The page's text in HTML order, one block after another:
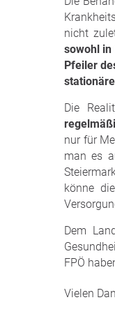
nicht
sowohl
Pfeiler
Die
nur für
man es
könne
Dem
FPÖ
Vielen